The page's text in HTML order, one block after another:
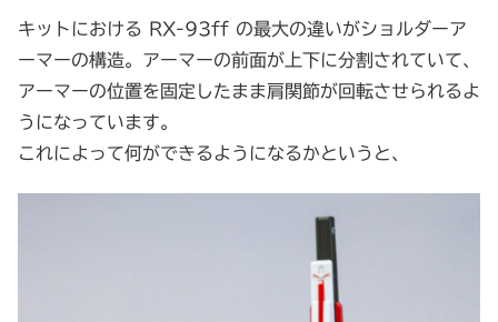
キットにおける RX-93ff の最大の違いがショルダーア
ーマーの構造。アーマーの前面が上下に分割されていて、
アーマーの位置を固定したまま肩関節が回転させられるよ
うになっています。
これによって何ができるようになるかというと、